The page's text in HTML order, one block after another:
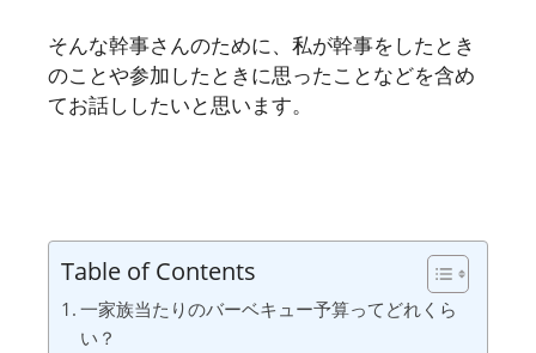
そんな幹事さんのために、私が幹事をしたとき
のことや参加したときに思ったことなどを含め
てお話ししたいと思います。
Table of Contents
一家族当たりのバーベキュー予算ってどれくら
い？